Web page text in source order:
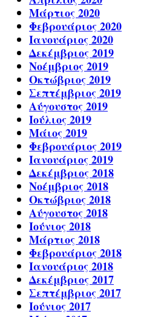
Μάρτιος 2020
Φεβρουάριος 2020
Ιανουάριος 2020
Δεκέμβριος 2019
Νοέμβριος 2019
Οκτώβριος 2019
Σεπτέμβριος 2019
Αύγουστος 2019
Ιούλιος 2019
Μάιος 2019
Φεβρουάριος 2019
Ιανουάριος 2019
Δεκέμβριος 2018
Νοέμβριος 2018
Οκτώβριος 2018
Αύγουστος 2018
Ιούνιος 2018
Μάρτιος 2018
Φεβρουάριος 2018
Ιανουάριος 2018
Δεκέμβριος 2017
Σεπτέμβριος 2017
Ιούνιος 2017